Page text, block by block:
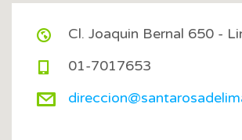
Cl. Joaquin Bernal 650 -
01-7017653